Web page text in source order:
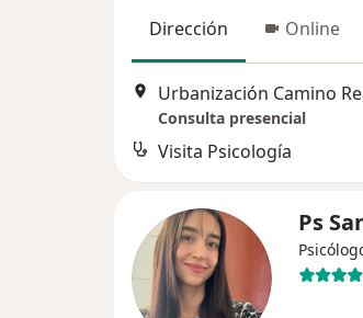
Dirección Online
Consulta presencial
Visita Psicología
Ps